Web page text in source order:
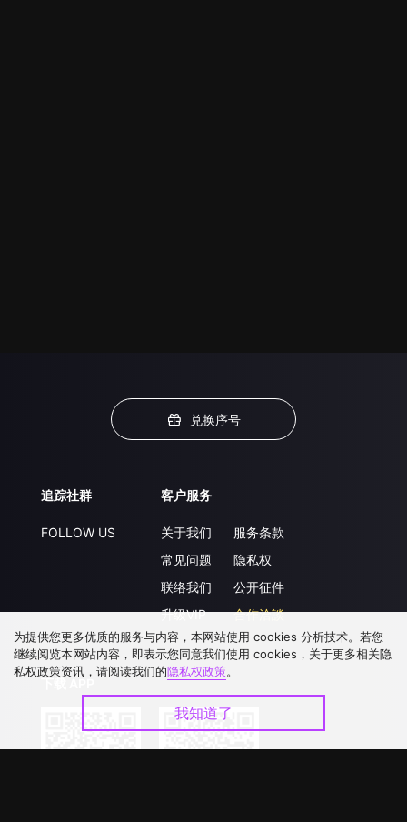
兑换序号
追踪社群
FOLLOW US
客户服务
关于我们
常见问题
联络我们
升级VIP
服务条款
隐私权
公开征件
合作洽談
为提供您更多优质的服务与内容，本网站使用 cookies 分析技术。若您
继续阅览本网站内容，即表示您同意我们使用 cookies，关于更多相关隐
私权政策资讯，请阅读我们的隐私权政策。
我知道了